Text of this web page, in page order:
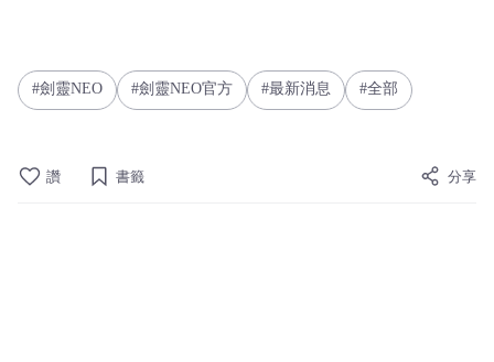
劍靈NEO 劍靈NEO官方 最新消息 全部
讚 書籤 分享